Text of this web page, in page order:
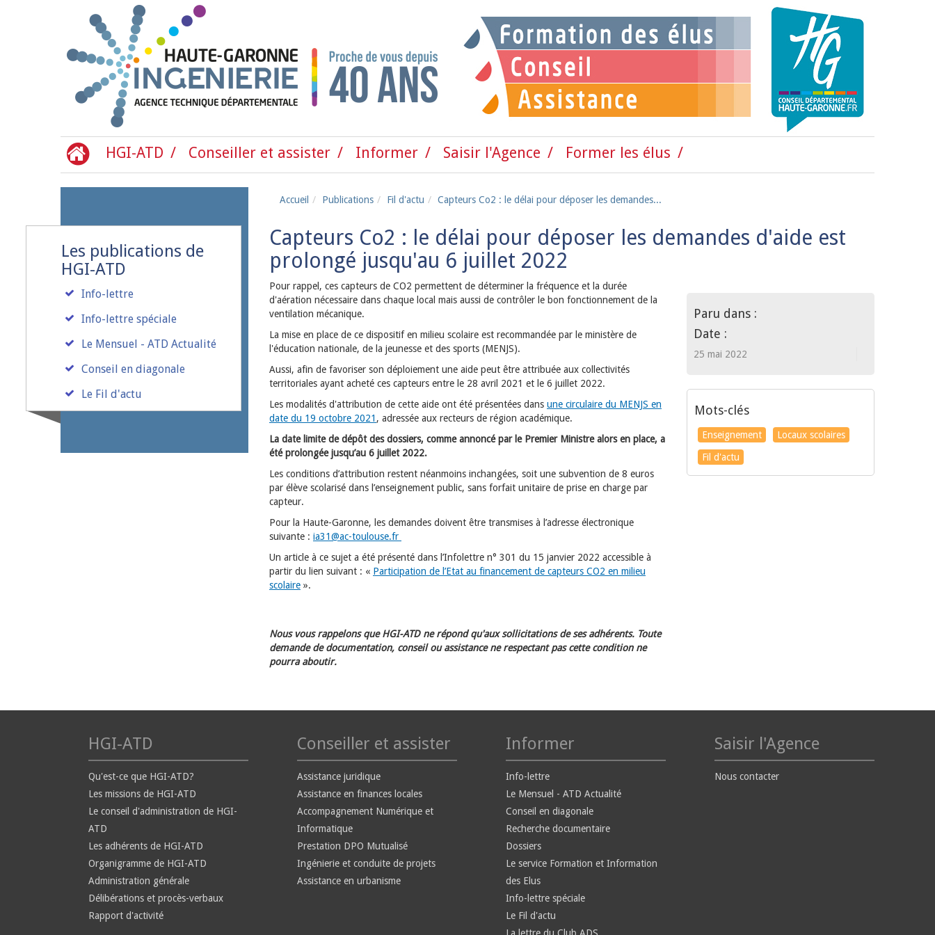
HGI-ATD Conseiller et assister Informer Saisir l'Agence Former les élus
Les publications de
HGI-ATD
Info-lettre
Info-lettre spéciale
Le Mensuel - ATD Actualité
Conseil en diagonale
Le Fil d'actu
Accueil Publications Fil d'actu Capteurs Co2 : le délai pour déposer les demandes...
Capteurs Co2 : le délai pour déposer les demandes d'aide est
prolongé jusqu'au 6 juillet 2022
Pour rappel, ces capteurs de CO2 permettent de déterminer la fréquence et la durée
d'aération nécessaire dans chaque local mais aussi de contrôler le bon fonctionnement de la
ventilation mécanique.
La mise en place de ce dispositif en milieu scolaire est recommandée par le ministère de
l'éducation nationale, de la jeunesse et des sports (MENJS).
Aussi, afin de favoriser son déploiement une aide peut être attribuée aux collectivités
territoriales ayant acheté ces capteurs entre le 28 avril 2021 et le 6 juillet 2022.
Les modalités d'attribution de cette aide ont été présentées dans une circulaire du MENJS en
date du 19 octobre 2021 , adressée aux recteurs de région académique.
La date limite de dépôt des dossiers, comme annoncé par le Premier Ministre alors en place, a
été prolongée jusqu’au 6 juillet 2022.
Les conditions d’attribution restent néanmoins inchangées, soit une subvention de 8 euros
par élève scolarisé dans l’enseignement public, sans forfait unitaire de prise en charge par
capteur.
Pour la Haute-Garonne, les demandes doivent être transmises à l’adresse électronique
suivante : ia31@ac-toulouse.fr
Un article à ce sujet a été présenté dans l’Infolettre n° 301 du 15 janvier 2022 accessible à
partir du lien suivant : « Participation de l’Etat au financement de capteurs CO2 en milieu
scolaire ».
Nous vous rappelons que HGI-ATD ne répond qu'aux sollicitations de ses adhérents. Toute
demande de documentation, conseil ou assistance ne respectant pas cette condition ne
pourra aboutir.
Paru dans :
Date :
25 mai 2022
Mots-clés
Enseignement
Locaux scolaires
Fil d'actu
HGI-ATD
Qu'est-ce que HGI-ATD?
Les missions de HGI-ATD
Le conseil d'administration de HGI-
ATD
Les adhérents de HGI-ATD
Organigramme de HGI-ATD
Administration générale
Délibérations et procès-verbaux
Rapport d'activité
Conseiller et assister
Assistance juridique
Assistance en finances locales
Accompagnement Numérique et
Informatique
Prestation DPO Mutualisé
Ingénierie et conduite de projets
Assistance en urbanisme
Informer
Info-lettre
Le Mensuel - ATD Actualité
Conseil en diagonale
Recherche documentaire
Dossiers
Le service Formation et Information
des Elus
Info-lettre spéciale
Le Fil d'actu
Saisir l'Agence
Nous contacter